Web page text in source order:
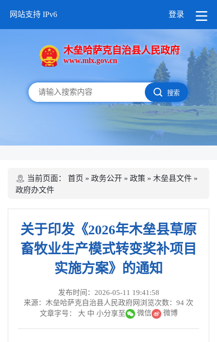
网站支持 IPv6 登录
木垒哈萨克自治县人民政府
www.mlx.gov.cn
搜索
当前页面： 首页 » 政务公开 » 政策 » 木垒县文件 »
政府办文件
关于印发《2026年木垒县草原
畜牧业生产模式转变奖补项目
实施方案》的通知
发布时间：2026-05-11 19:41:58
来源：木垒哈萨克自治县人民政府网 浏览次数： 94 次
文章字号： 大 中 小分享至 微信 微博